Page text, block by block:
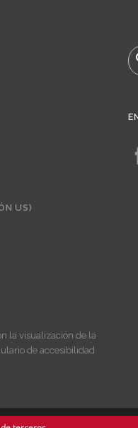
US)
la visualización de la
de accesibilidad